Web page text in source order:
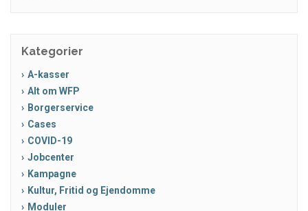
Kategorier
A-kasser
Alt om WFP
Borgerservice
Cases
COVID-19
Jobcenter
Kampagne
Kultur, Fritid og Ejendomme
Moduler